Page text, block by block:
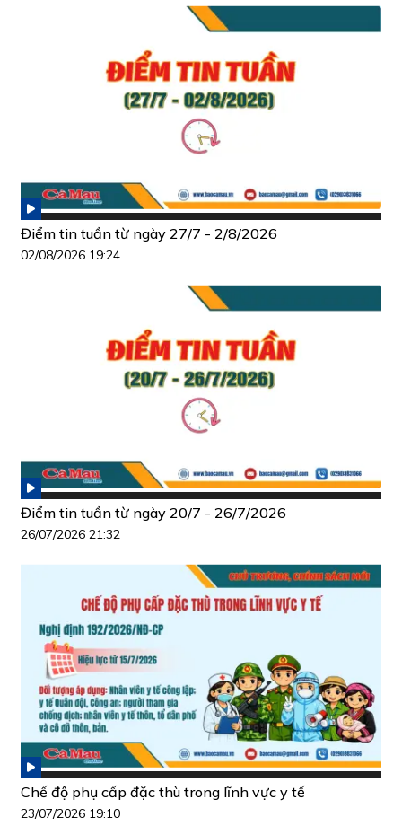
Điểm tin tuần từ ngày 27/7 - 2/8/2026
02/08/2026 19:24
Điểm tin tuần từ ngày 20/7 - 26/7/2026
26/07/2026 21:32
Chế độ phụ cấp đặc thù trong lĩnh vực y tế
23/07/2026 19:10